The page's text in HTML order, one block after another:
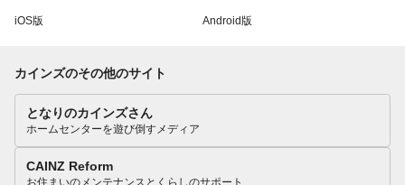
iOS版 Android版
カインズのその他のサイト
となりのカインズさん
ホームセンターを遊び倒すメディア
CAINZ Reform